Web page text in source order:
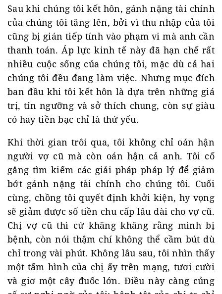
Sau khi chúng tôi kết hôn, gánh nặng tài chính
của chúng tôi tăng lên, bởi vì thu nhập của tôi
cũng bị gián tiếp tính vào phạm vi mà anh cần
thanh toán. Áp lực kinh tế này đã hạn chế rất
nhiều cuộc sống của chúng tôi, mặc dù cả hai
chúng tôi đều đang làm việc. Nhưng mục đích
ban đầu khi tôi kết hôn là dựa trên những giá
trị, tín ngưỡng và sở thích chung, còn sự giàu
có hay tiền bạc chỉ là thứ yếu.
Khi thời gian trôi qua, tôi không chỉ oán hận
người vợ cũ mà còn oán hận cả anh. Tôi cố
gắng tìm kiếm các giải pháp pháp lý để giảm
bớt gánh nặng tài chính cho chúng tôi. Cuối
cùng, chồng tôi quyết định khởi kiện, hy vọng
sẽ giảm được số tiền chu cấp lâu dài cho vợ cũ.
Chị vợ cũ thì cứ khăng khăng rằng mình bị
bệnh, còn nói thậm chí không thể cầm bút dù
chỉ trong vài phút. Không lâu sau, tôi nhìn thấy
một tấm hình của chị ấy trên mạng, tươi cười
và giơ một cây đuốc lớn. Điều này càng củng